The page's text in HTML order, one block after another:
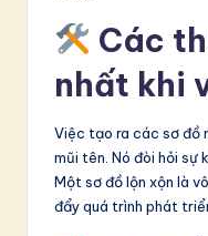
Các
nhất khi
Việc tạo ra các sơ đồ
mũi tên. Nó đòi hỏi sự
Một sơ đồ lộn xộn là
đẩy quá trình phát